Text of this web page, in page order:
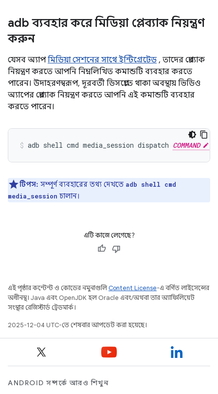
adb ব্যবহার করে মিডিয়া প্লেব্যাক নিয়ন্ত্রণ
করুন
যেসব অ্যাপমিডিয়া সেশনের সাথে ইন্টিগ্রেটেড , তাদের প্লেব্যাক
নিয়ন্ত্রণ করতে আপনি নিম্নলিখিত কমান্ডটি ব্যবহার করতে
পারেন। উদাহরণস্বরূপ, দূরবর্তী ডিসপ্লেতে থাকা অবস্থায় ভিডিও
অ্যাপের প্লেব্যাক নিয়ন্ত্রণ করতে আপনি এই কমান্ডটি ব্যবহার
করতে পারেন।
adb shell cmd media_session dispatch COMMAND
টিপস: সম্পূর্ণ ব্যবহারের তথ্য দেখতে adb shell cmd
media_session চালান।
এটি কাজে লেগেছে?
এই পৃষ্ঠার কন্টেন্ট ও কোডের নমুনাগুলিContent License-এ বর্ণিত লাইসেন্সের
অধীনস্থ। Java এবং OpenJDK হল Oracle এবং/অথবা তার অ্যাফিলিয়েট
সংস্থার রেজিস্টার্ড ট্রেডমার্ক।
2025-12-04 UTC-তে শেষবার আপডেট করা হয়েছে।
ANDROID সম্পর্কে আরও শিখুন